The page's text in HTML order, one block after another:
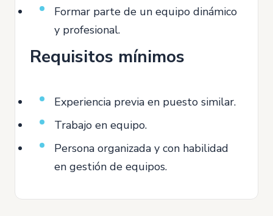
Formar parte de un equipo dinámico
y profesional.
Requisitos mínimos
Experiencia previa en puesto similar.
Trabajo en equipo.
Persona organizada y con habilidad
en gestión de equipos.